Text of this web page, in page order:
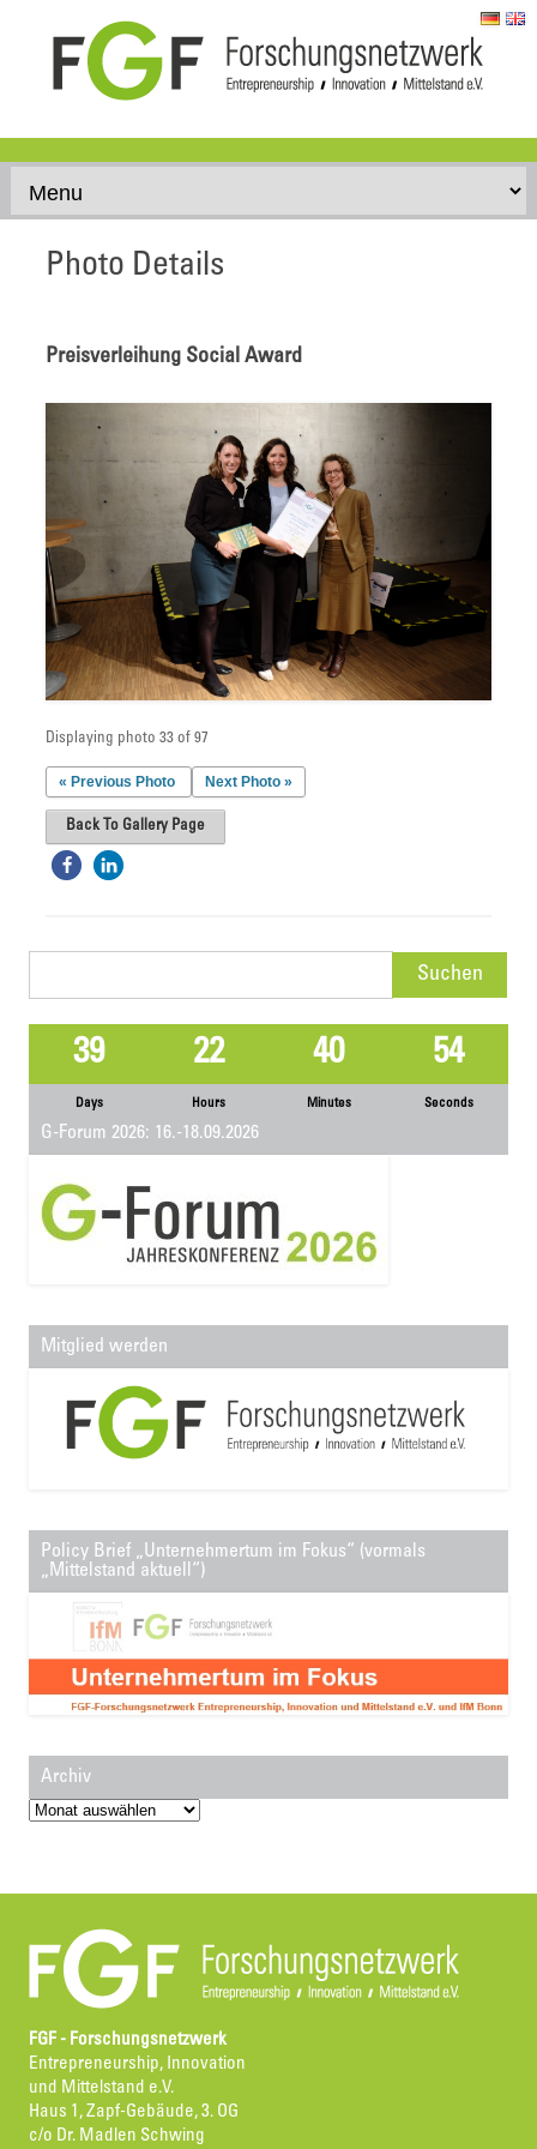
Skip to content
Photo Details
Preisverleihung Social Award
Displaying photo 33 of 97
« Previous Photo Next Photo »
Back To Gallery Page
39
Days
22
Hours
40
Minutes
54
Seconds
G-Forum 2026: 16.-18.09.2026
Mitglied werden
Policy Brief „Unternehmertum im Fokus“ (vormals
„Mittelstand aktuell“)
Archiv
Archiv
FGF - Forschungsnetzwerk
Entrepreneurship, Innovation
und Mittelstand e.V.
Haus 1, Zapf-Gebäude, 3. OG
c/o Dr. Madlen Schwing